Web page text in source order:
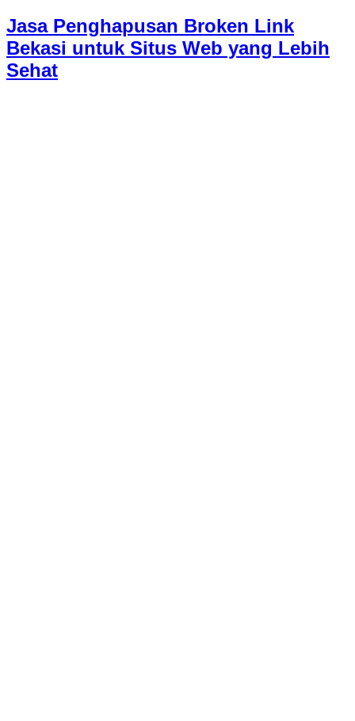
Jasa Penghapusan Broken Link
Bekasi untuk Situs Web yang Lebih
Sehat